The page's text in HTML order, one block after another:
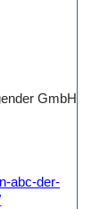
GmbH
abc-der-